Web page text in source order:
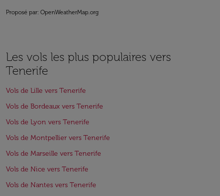
Proposé par: OpenWeatherMap.org
Les vols les plus populaires vers
Tenerife
Vols de Lille vers Tenerife
Vols de Bordeaux vers Tenerife
Vols de Lyon vers Tenerife
Vols de Montpellier vers Tenerife
Vols de Marseille vers Tenerife
Vols de Nice vers Tenerife
Vols de Nantes vers Tenerife